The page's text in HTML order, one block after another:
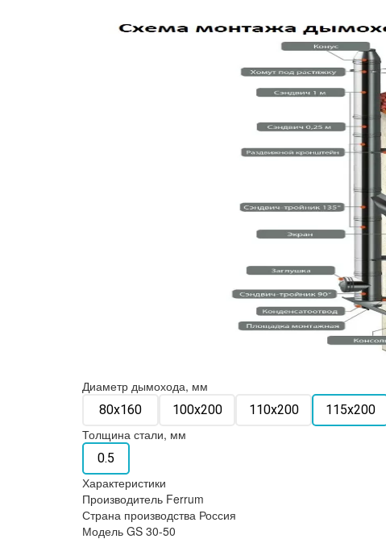
Диаметр дымохода, мм
80х160 100х200 110х200 115х200
Толщина стали, мм
0.5
Характеристики
Производитель Ferrum
Страна производства Россия
Модель GS 30-50